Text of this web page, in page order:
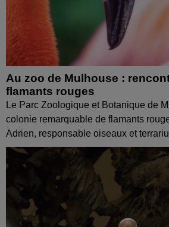
Au zoo de Mulhouse :
flamants rouges
Le Parc Zoologique et Botanique de
colonie remarquable de flamants
Adrien, responsable oiseaux et